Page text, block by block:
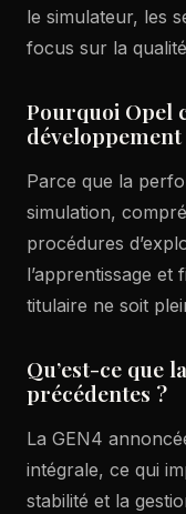
le simulateur, les
focus sur la
Pourquoi Opel
Parce que la
simulation,
procédures
l’apprentissage
titulaire ne soit
Qu’est-ce que
précédentes ?
La GEN4
intégrale, ce qui
stabilité et la